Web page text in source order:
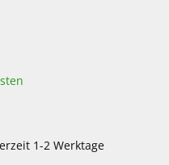
1-2 Werktage